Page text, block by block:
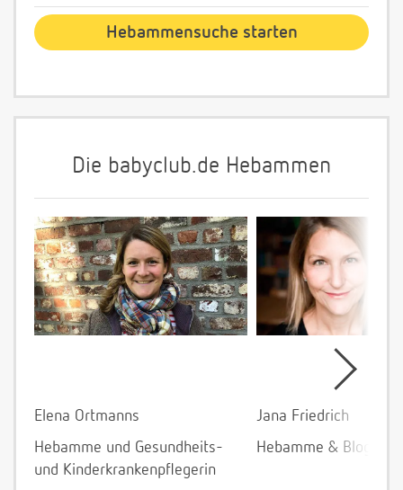
Die babyclub.de Hebammen
Elena Ortmanns
Hebamme und Gesundheits-
und Kinderkrankenpflegerin
Jana Friedrich
Hebamme &